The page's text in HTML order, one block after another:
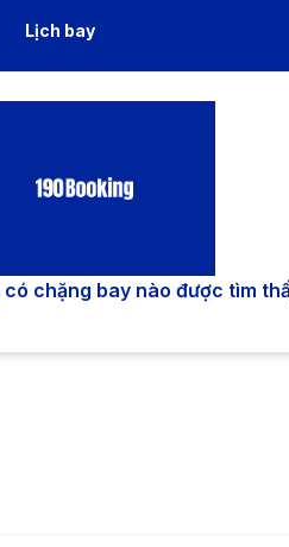
Lịch bay
có chặng bay nào được tìm